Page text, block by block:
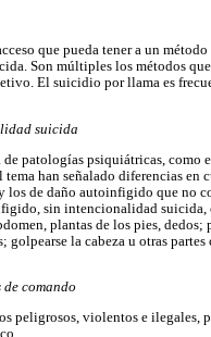
que pueda tener a un
Son múltiples los métodos
El suicidio por llama es
suicida
patologías psiquiátricas, como
han señalado diferencias en
de daño autoinfigido que no
sin intencionalidad
plantas de los pies, dedos;
la cabeza u otras
comando
peligrosos, violentos e ilegales,